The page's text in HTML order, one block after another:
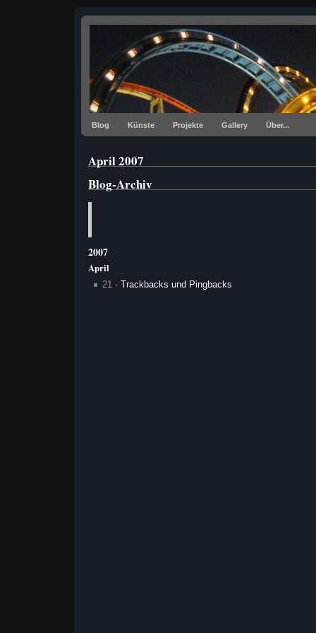
Blog Künste Projekte Gallery Über...
April 2007
Blog-Archiv
2007
April
21 - Trackbacks und Pingbacks